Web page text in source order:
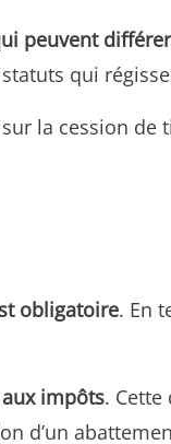
peuvent
qui
sur la cession de
obligatoire. En
impôts. Cette
d’un